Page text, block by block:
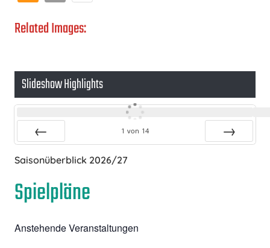
Related Images:
Slideshow Highlights
1 von 14
Saisonüberblick 2026/27
Spielpläne
Anstehende Veranstaltungen